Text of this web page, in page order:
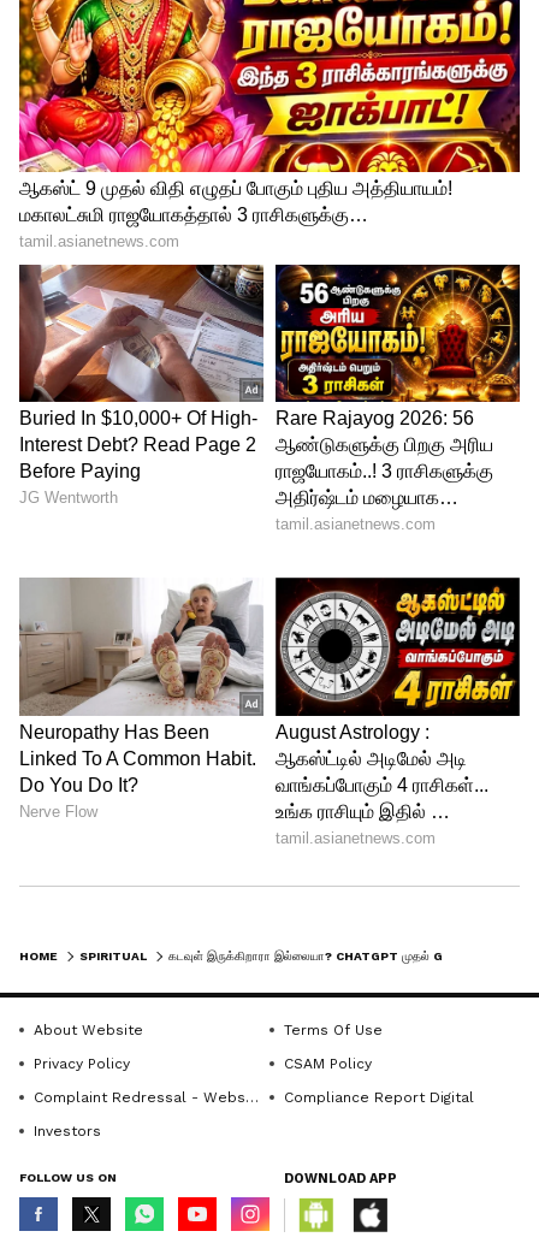
மனிதன் தன்னைத்தானே
நெறிப்படுத்திக்கொள்ள முடியும் என்ற
கோணத்தைச் சேர்க்கிறது.
4. தேடல் நோக்கம் (Grok):இது சற்று
வித்தியாசமானது. "பிரபஞ்சத்தைப்
புரிந்துகொள்வதே எனது நோக்கம்" என்று
கூறி, ஒரு ஆய்வுப் பயணத்தின்
தொடக்கமாகவே இந்த விவாதத்தைப்
பார்க்கிறது. "இப்போதைக்குத் தெரியாது,
ஆனால் தேடுவோம்" என்பது இதன்
சுவாரஸ்யமான முடிவு.
Related Articles
Numerology : உங்க நீண்ட நாள் ஆசை
பிறந்த தேதிக்கு எந்தெந்த கோயில்
போகணும்னு தெரிஞ்சுக்கோங்க!
மரணத்திற்குப் பிறகு என்ன நடக்கிறது?
திடுக்கிடும் உண்மைகள்!
3
HOME SPIRITUAL
About Website
Terms Of Use
Privacy Policy
CSAM Policy
Complaint Redressal - Website
Compliance Report Digital
Investors
FOLLOW US ON DOWNLOAD APP